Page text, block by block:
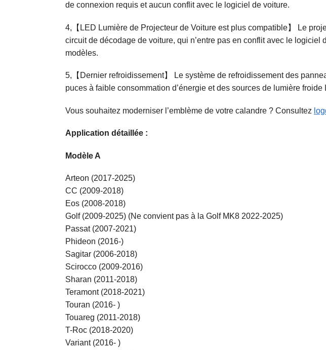
de connexion requis et aucun conflit avec le logiciel de voiture.
4,【LED Lumière de Projecteur de Voiture est plus compatible】 Le
circuit de décodage de voiture, qui n’entre pas en conflit avec le
modèles.
5,【Dernier refroidissement】 Le système de refroidissement des
puces à faible consommation d’énergie et des sources de lumière
Vous souhaitez moderniser l’emblème de votre calandre ? Consultez
Application détaillée :
Modèle A
Arteon (2017-2025)
CC (2009-2018)
Eos (2008-2018)
Golf (2009-2025) (Ne convient pas à la Golf MK8 2022-2025)
Passat (2007-2021)
Phideon (2016-)
Sagitar (2006-2018)
Scirocco (2009-2016)
Sharan (2011-2018)
Teramont (2018-2021)
Touran (2016- )
Touareg (2011-2018)
T-Roc (2018-2020)
Variant (2016- )